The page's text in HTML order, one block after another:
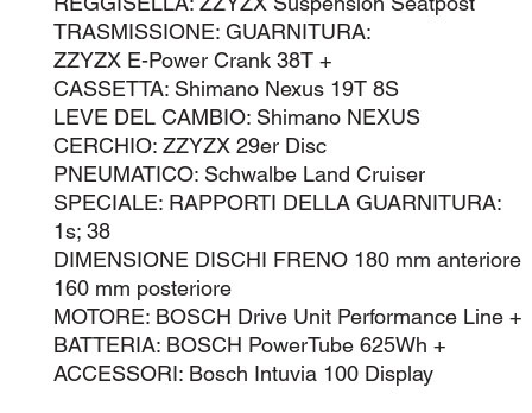
TRASMISSIONE: GUARNITURA:
ZZYZX E-Power Crank 38T +
CASSETTA: Shimano Nexus 19T 8S
LEVE DEL CAMBIO: Shimano NEXUS
CERCHIO: ZZYZX 29er Disc
PNEUMATICO: Schwalbe Land Cruiser
SPECIALE: RAPPORTI DELLA GUARNITURA:
1s; 38
DIMENSIONE DISCHI FRENO 180 mm anteriore
160 mm posteriore
MOTORE: BOSCH Drive Unit Performance Line +
BATTERIA: BOSCH PowerTube 625Wh +
ACCESSORI: Bosch Intuvia 100 Display